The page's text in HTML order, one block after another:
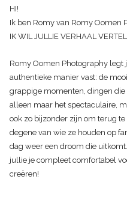
HI!
Ik ben Romy van Romy Oomen
IK WIL JULLIE VERHAAL
Romy Oomen Photography legt
authentieke manier vast: de
grappige momenten, dingen
alleen maar het spectaculaire,
ook zo bijzonder zijn om terug te
degene van wie ze houden op
dag weer een droom die
jullie je compleet comfortabel
creëren!